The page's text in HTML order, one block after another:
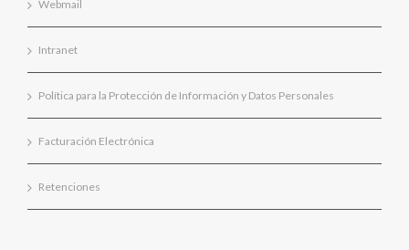
Webmail
Intranet
Política para la Protección de Información y Datos Personales
Facturación Electrónica
Retenciones